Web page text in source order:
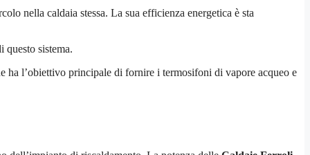
nella caldaia stessa. La sua efficienza energetica è sta
sistema.
ha l’obiettivo principale di fornire i termosifoni di vapore acqueo e